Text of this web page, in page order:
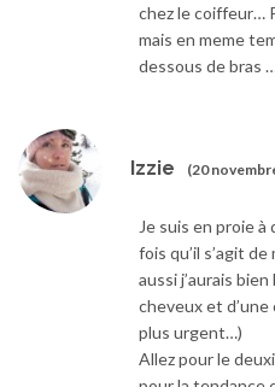
chez le coiffeur…
mais en meme
dessous de bras
Izzie (20
Je suis en proie
fois qu’il s’agit
aussi j’aurais
cheveux et d’une
plus urgent…)
Allez pour le